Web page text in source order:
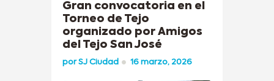
Gran convocatoria en el
Torneo de Tejo
organizado por Amigos
del Tejo San José
porSJ Ciudad 16 marzo, 2026